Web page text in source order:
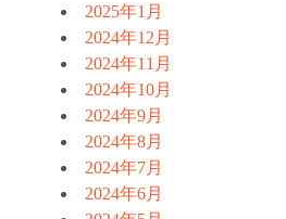
2025年1月
2024年12月
2024年11月
2024年10月
2024年9月
2024年8月
2024年7月
2024年6月